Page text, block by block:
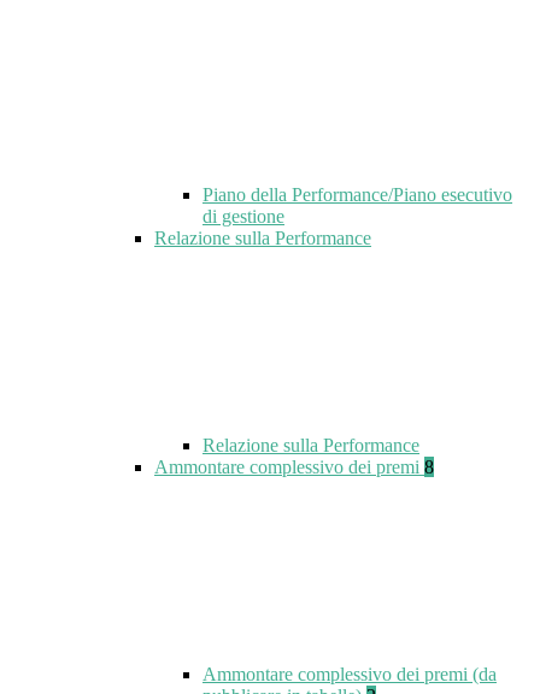
Piano della Performance/Piano esecutivo
di gestione
Relazione sulla Performance
Relazione sulla Performance
Ammontare complessivo dei premi 8
Ammontare complessivo dei premi (da